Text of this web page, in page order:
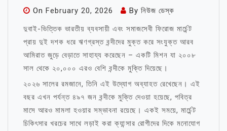
On February 20, 2026 By নিউজ ডেস্ক
দুবাই-ভিত্তিক ভারতীয় ব্যবসায়ী এবং সমাজসেবী ফিরোজ মার্চেন্ট
প্রায় দুই দশক ধরে ঋণগ্রস্ত বন্দীদের মুক্ত করে সংযুক্ত আরব
আমিরাত জুড়ে বেড়াতে সাহায্য করেছেন – একটি মিশন যা ২০০৮
সাল থেকে ২০,০০০ এরও বেশি বন্দীকে মুক্তি দিয়েছে।
২০২৬ সালের রমজানে, তিনি এই উদ্যোগ অব্যাহত রেখেছেন। এই
বছর এখন পর্যন্ত ৪৯৭ জন বন্দীকে মুক্তি দেওয়া হয়েছে, পবিত্র
মাসে আরও মামলা হওয়ার সম্ভাবনা রয়েছে। একই সময়ে, মার্চেন্ট
চিকিৎসার খরচের সাথে লড়াই করা ক্যান্সার রোগীদের দিকে মনোযোগ